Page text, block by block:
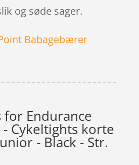
og søde sager.
Babagebærer
for Endurance
- Cykeltights korte
- Black - Str.